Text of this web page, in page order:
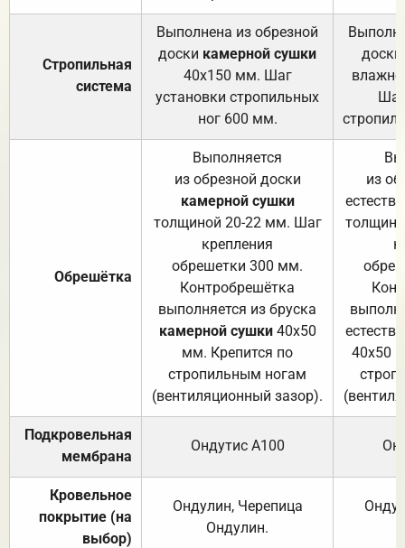
Стропильная
система
Выполнена из обрезной
доски камерной сушки
40х150 мм. Шаг
установки стропильных
ног 600 мм.
доски
Обрешётка
Выполняется
из обрезной доски
камерной сушки
толщиной 20-22 мм. Шаг
крепления
обрешетки 300 мм.
Контробрешётка
выполняется из бруска
камерной сушки40х50
мм. Крепится по
стропильным ногам
(вентиляционный зазор).
из
40х50
Подкровельная
мембрана
Ондутис А100
Кровельное
покрытие (на
выбор)
Ондулин, Черепица
Ондулин.